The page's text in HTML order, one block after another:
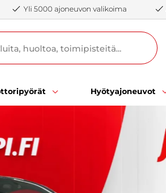
Yli 5000 ajoneuvon valikoima
Hyötyajoneuvot